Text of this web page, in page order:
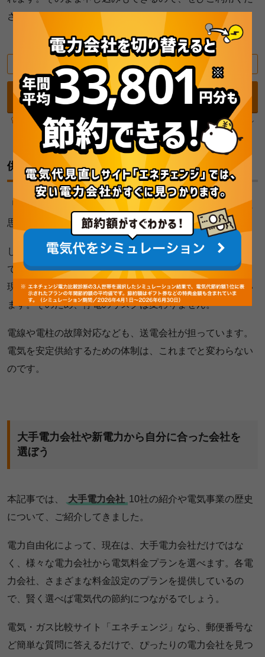
さい。
平均33,801円/年 の節約！
最安の電気料金プランを診断（無料）
エネチェンジ電力比較診断の3人世帯を選んだ結果で、節約額1位のプラン
の年間節約額の平均値（特典含）。診断期間：2026/4/1～6/30
供給される電気は大手電力会社も新電力も同じ
「電力自由化で停電するリスクは増えないの？」と不安に
思う方もいるかもしれません。
しかし、
供給される電気は大手電力会社も新電力も同じ
です。上述したように、電気の供給を担う送電・配電は、
現在も各エリアの大手電力会社のグループ会社が行ってい
ます。そのため、停電のリスクは変わりません。
電線や電柱の故障対応なども、送電会社が担っています。
電気を安定供給するための体制は、これまでと変わらない
のです。
大手電力会社や新電力から自分に合った会社を
選ぼう
本記事では、 大手電力会社 10社の紹介や電気事業の歴史
について、ご紹介してきました。
電力自由化によって、現在は、大手電力会社だけではな
く、様々な電力会社から電気料金プランを選べます。各電
力会社、さまざまな料金設定のプランを提供しているの
で、賢く選べば電気代の節約につながるでしょう。
電気・ガス比較サイト「エネチェンジ」なら、郵便番号な
ど簡単な質問に答えるだけで、ぴったりの電力会社を見つ